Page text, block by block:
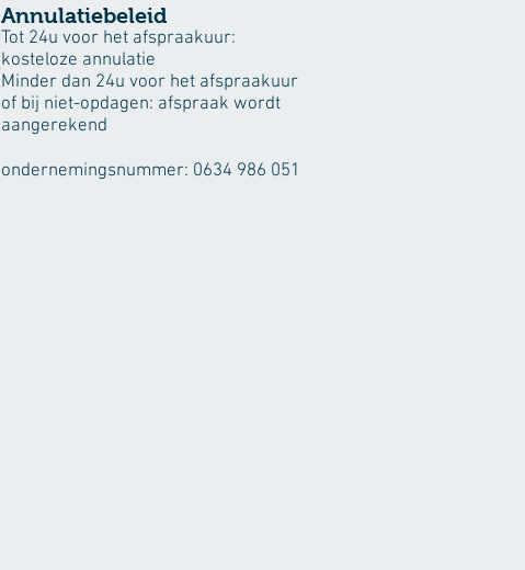
Annulatiebeleid
Tot 24u voor het afspraakuur:
kosteloze annulatie
Minder dan 24u voor het afspraakuur
of bij niet-opdagen: afspraak wordt
aangerekend
ondernemingsnummer: 0634 986 051